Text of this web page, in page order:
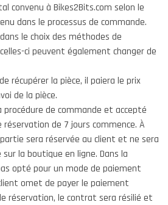
convenu à Bikes2Bits.com selon le
dans le processus de commande.
le choix des méthodes de
ci peuvent également changer de
récupérer la pièce, il paiera le prix
de la pièce.
procédure de commande et accepté
réservation de 7 jours commence. À
sera réservée au client et ne sera
la boutique en ligne. Dans la
opté pour un mode de paiement
omet de payer le paiement
réservation, le contrat sera résilié et